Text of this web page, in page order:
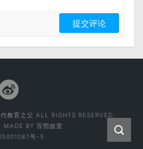
育之父 ALL RIGHTS RESERVED.
MADE BY 百熙故里
号-5